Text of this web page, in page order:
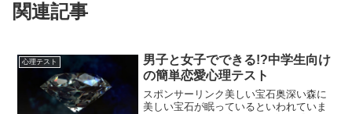
関連記事
心理テスト
男子と女子でできる!?中学生向け
の簡単恋愛心理テスト
スポンサーリンク美しい宝石奥深い森に
美しい宝石が眠っているといわれていま